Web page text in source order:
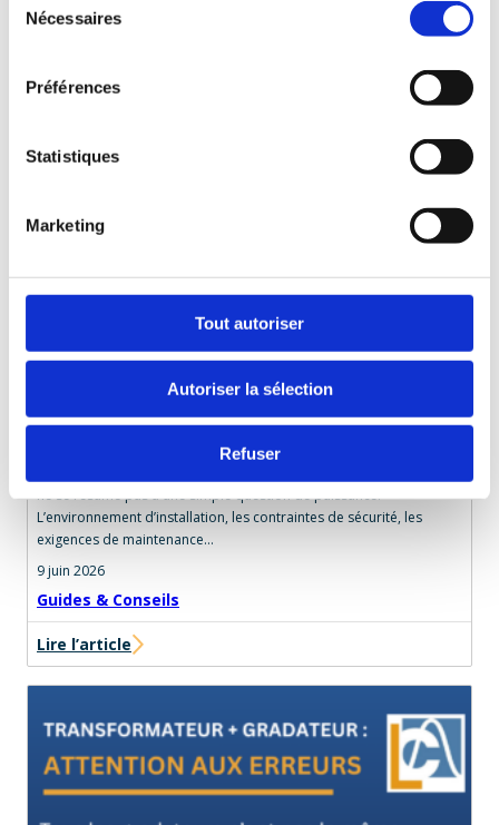
Nécessaires
Préférences
Statistiques
Marketing
Tout autoriser
Autoriser la sélection
Refuser
Pourquoi choisir un transformateur MT sec
plutôt qu’un transformateur à huile?
ne se résume pas à une simple question de puissance.
L’environnement d’installation, les contraintes de sécurité, les
exigences de maintenance…
9 juin 2026
Guides & Conseils
Lire l’article